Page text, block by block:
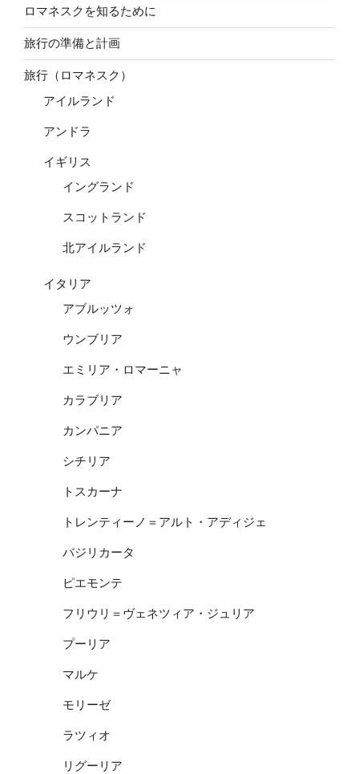
ロマネスクを知るために
旅行の準備と計画
旅行（ロマネスク）
アイルランド
アンドラ
イギリス
イングランド
スコットランド
北アイルランド
イタリア
アブルッツォ
ウンブリア
エミリア・ロマーニャ
カラブリア
カンパニア
シチリア
トスカーナ
トレンティーノ＝アルト・アディジェ
バジリカータ
ピエモンテ
フリウリ＝ヴェネツィア・ジュリア
プーリア
マルケ
モリーゼ
ラツィオ
リグーリア